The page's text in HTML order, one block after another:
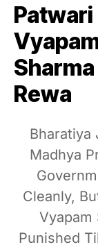
Patwari
Rewa
Bharatiya
Madhya
Cleanly,
Vyapam
Punished